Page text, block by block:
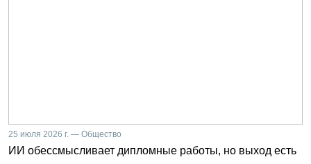
25 июля 2026 г. — Общество
ИИ обессмысливает дипломные работы, но выход есть